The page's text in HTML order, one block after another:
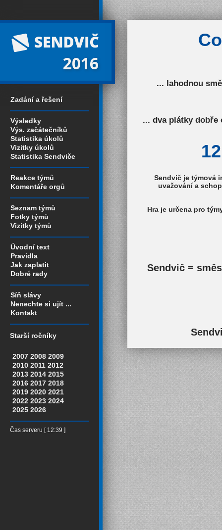
2016
Zadání a řešení
Výsledky
Výs. začátečníků
Statistika úkolů
Vizitky úkolů
Statistika Sendviče
Reakce týmů
Komentáře orgů
Seznam týmů
Fotky týmů
Vizitky týmů
Úvodní text
Pravidla
Jak zaplatit
Dobré rady
Síň slávy
Nenechte si ujít ...
Kontakt
Starší ročníky
2007 2008 2009
2010 2011 2012
2013 2014 2015
2016 2017 2018
2019 2020 2021
2022 2023 2024
2025 2026
Čas serveru [ 12:39 ]
... lahodnou
... dva plátky dobře
Sendvič je týmová
uvažování a
Hra je určena pro
Sendvič =